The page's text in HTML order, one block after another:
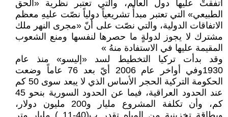
اتفقتْ عليها دول العالم، والتي تعتبر نظرية «الحق
الطبيعي» التي تعتبر مبدأً تشريعياً دولياً نصّت عليهِ معظم
الاتفاقات الدولية، والتي نصّت على أنّ «مجرى النهر ملك
مشترك لا يجوز لدولةٍ ما حصرها لنفسها ومنع الشعوب
المقيمة عليها في الاستفادة منهُ »
وقد بدأت تركيا التخطيط لسد «إليسو» منذ عام
1930وفي أواخر عام 2006 أيّ بعد 76 عاماً وضعت
الحكومة التركية الحجر الأساس الذي لا يبعد سوى 50 كم
عند الحدود العراقية، فيما عن الحدود السورية بنحو 45
كم، وأن تكلفة المشروع مليار و200 مليون دولار،